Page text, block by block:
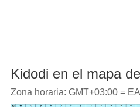
Kidodi en el mapa
Zona horaria: GMT+03:00 =